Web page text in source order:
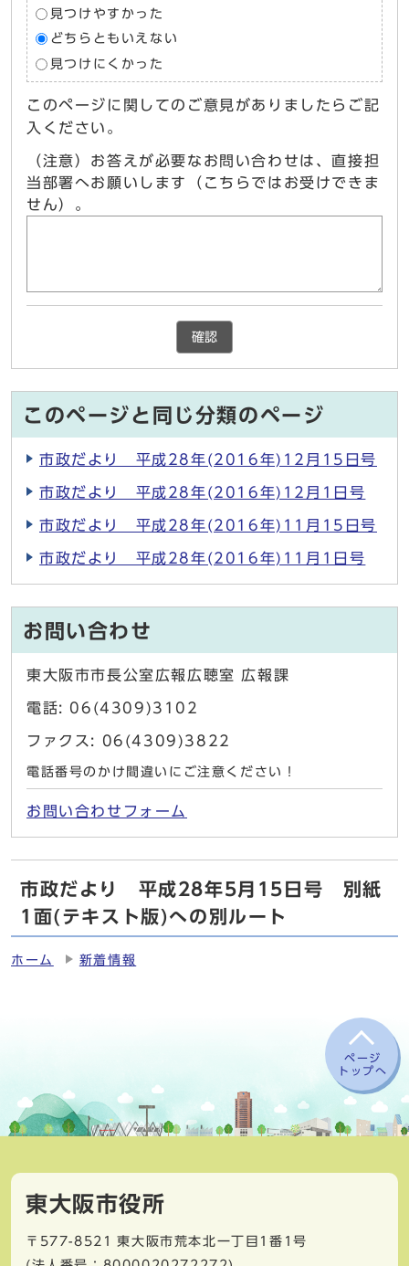
見つけやすかった
どちらともいえない
見つけにくかった
このページに関してのご意見がありましたらご記
入ください。
（注意）お答えが必要なお問い合わせは、直接担
当部署へお願いします（こちらではお受けできま
せん）。
確認
このページと同じ分類のページ
市政だより 平成28年(2016年)12月15日号
市政だより 平成28年(2016年)12月1日号
市政だより 平成28年(2016年)11月15日号
市政だより 平成28年(2016年)11月1日号
お問い合わせ
東大阪市市長公室広報広聴室 広報課
電話: 06(4309)3102
ファクス: 06(4309)3822
電話番号のかけ間違いにご注意ください！
お問い合わせフォーム
市政だより 平成28年5月15日号 別紙
1面(テキスト版)への別ルート
ホーム 新着情報
ページ
トップへ
東大阪市役所
〒577-8521
東大阪市荒本北一丁目1番1号